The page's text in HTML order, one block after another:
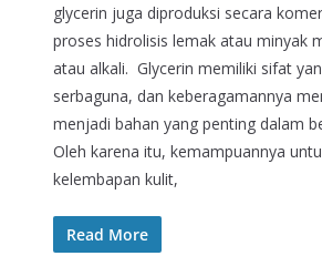
glycerin juga diproduksi secara
proses hidrolisis lemak atau minyak
atau alkali. Glycerin memiliki sifat
serbaguna, dan keberagamannya
menjadi bahan yang penting dalam
Oleh karena itu, kemampuannya
kelembapan kulit,
Read More